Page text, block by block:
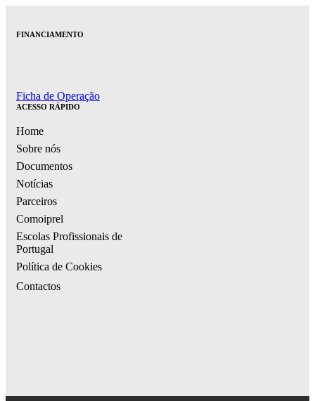
FINANCIAMENTO
Ficha de Operação
ACESSO RÁPIDO
Home
Sobre nós
Documentos
Notícias
Parceiros
Comoiprel
Escolas Profissionais de
Portugal
Política de Cookies
Contactos